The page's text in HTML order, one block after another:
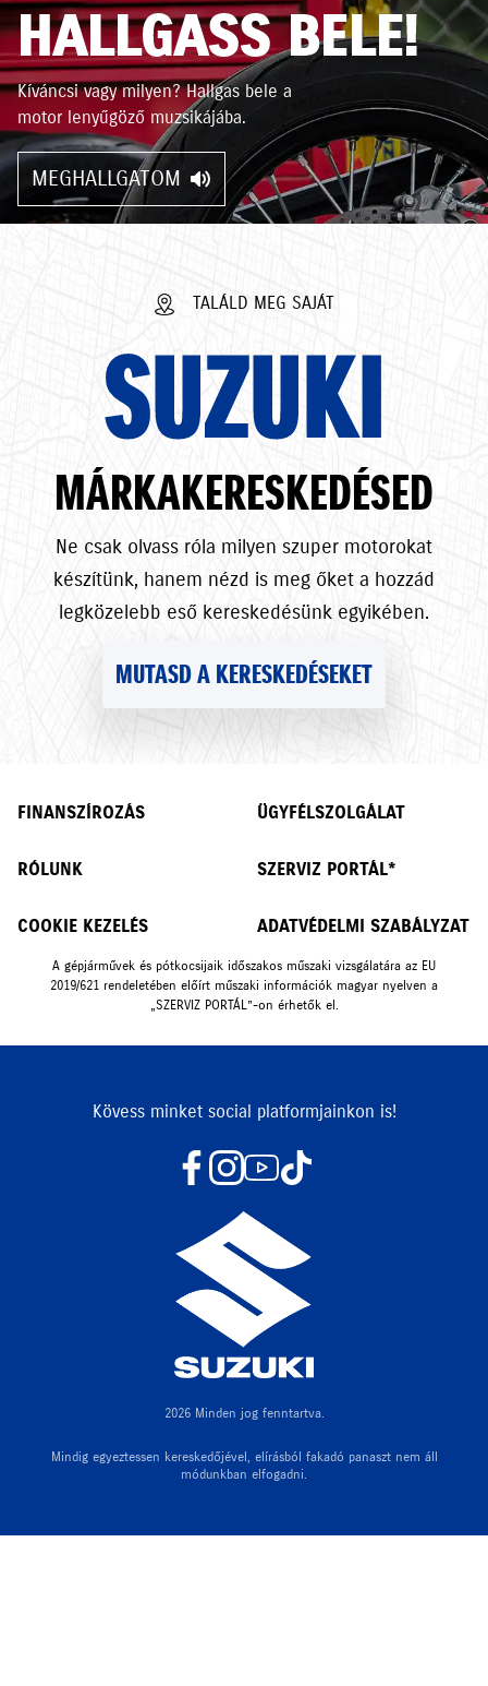
HALLGASS BELE!
Kíváncsi vagy milyen? Hallgas bele a
motor lenyűgöző muzsikájába.
MEGHALLGATOM
TALÁLD MEG SAJÁT
SUZUKI
MÁRKAKERESKEDÉSED
Ne csak olvass róla milyen szuper motorokat
készítünk, hanem nézd is meg őket a hozzád
legközelebb eső kereskedésünk egyikében.
MUTASD A KERESKEDÉSEKET
FINANSZÍROZÁS ÜGYFÉLSZOLGÁLAT
RÓLUNK SZERVIZ PORTÁL*
COOKIE KEZELÉS ADATVÉDELMI SZABÁLYZAT
A gépjárművek és pótkocsijaik időszakos műszaki vizsgálatára az EU
2019/621 rendeletében előírt műszaki információk magyar nyelven a
„SZERVIZ PORTÁL”-on érhetők el.
Kövess minket social platformjainkon is!
2026 Minden jog fenntartva.
Mindig egyeztessen kereskedőjével, elírásból fakadó panaszt nem áll
módunkban elfogadni.